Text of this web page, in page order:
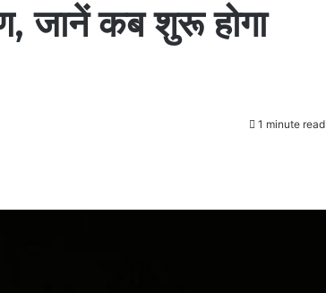
जानें कब शुरू होगा
1 minute read